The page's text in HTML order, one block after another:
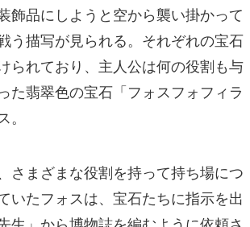
飾品にしようと空から襲い掛かって
う描写が見られる。それぞれの宝石
られており、主人公は何の役割も与
た翡翠色の宝石「フォスフォフィラ
さまざまな役割を持って持ち場につ
いたフォスは、宝石たちに指示を出